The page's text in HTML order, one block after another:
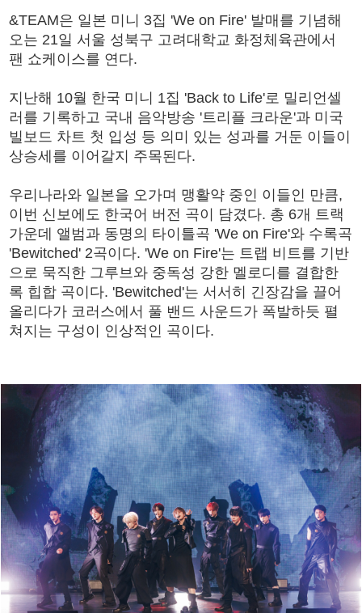
&TEAM은 일본 미니 3집 'We on Fire' 발매를 기념해
오는 21일 서울 성북구 고려대학교 화정체육관에서
팬 쇼케이스를 연다.
지난해 10월 한국 미니 1집 'Back to Life'로 밀리언셀
러를 기록하고 국내 음악방송 '트리플 크라운'과 미국
빌보드 차트 첫 입성 등 의미 있는 성과를 거둔 이들이
상승세를 이어갈지 주목된다.
우리나라와 일본을 오가며 맹활약 중인 이들인 만큼,
이번 신보에도 한국어 버전 곡이 담겼다. 총 6개 트랙
가운데 앨범과 동명의 타이틀곡 'We on Fire'와 수록곡
'Bewitched' 2곡이다. 'We on Fire'는 트랩 비트를 기반
으로 묵직한 그루브와 중독성 강한 멜로디를 결합한
록 힙합 곡이다. 'Bewitched'는 서서히 긴장감을 끌어
올리다가 코러스에서 풀 밴드 사운드가 폭발하듯 펼
쳐지는 구성이 인상적인 곡이다.